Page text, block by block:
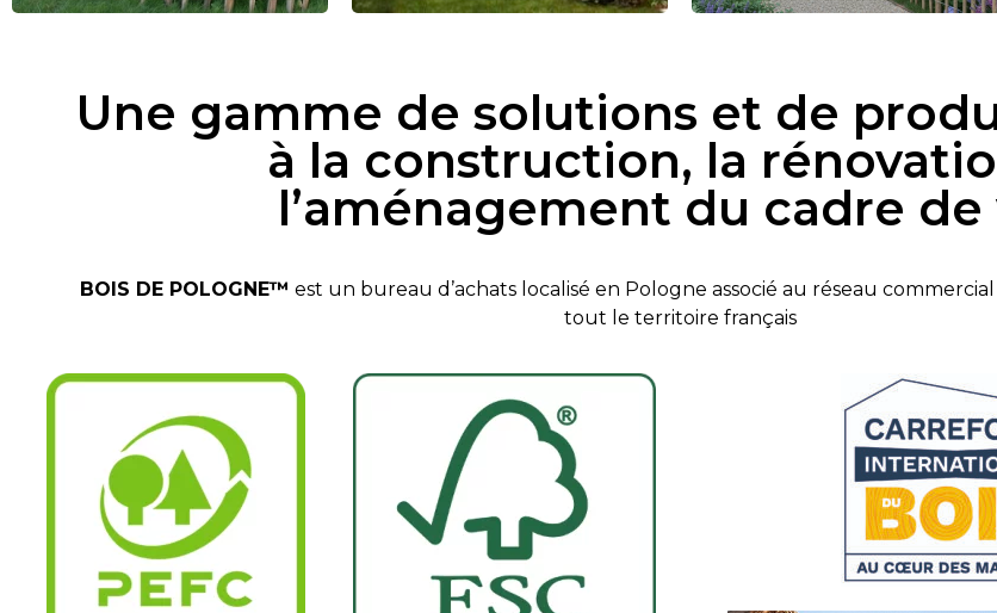
Une gamme de solutions et de
à la construction, la
l’aménagement du cadre de
BOIS DE POLOGNE™ est un bureau d’achats localisé en Pologne associé au réseau
tout le territoire français